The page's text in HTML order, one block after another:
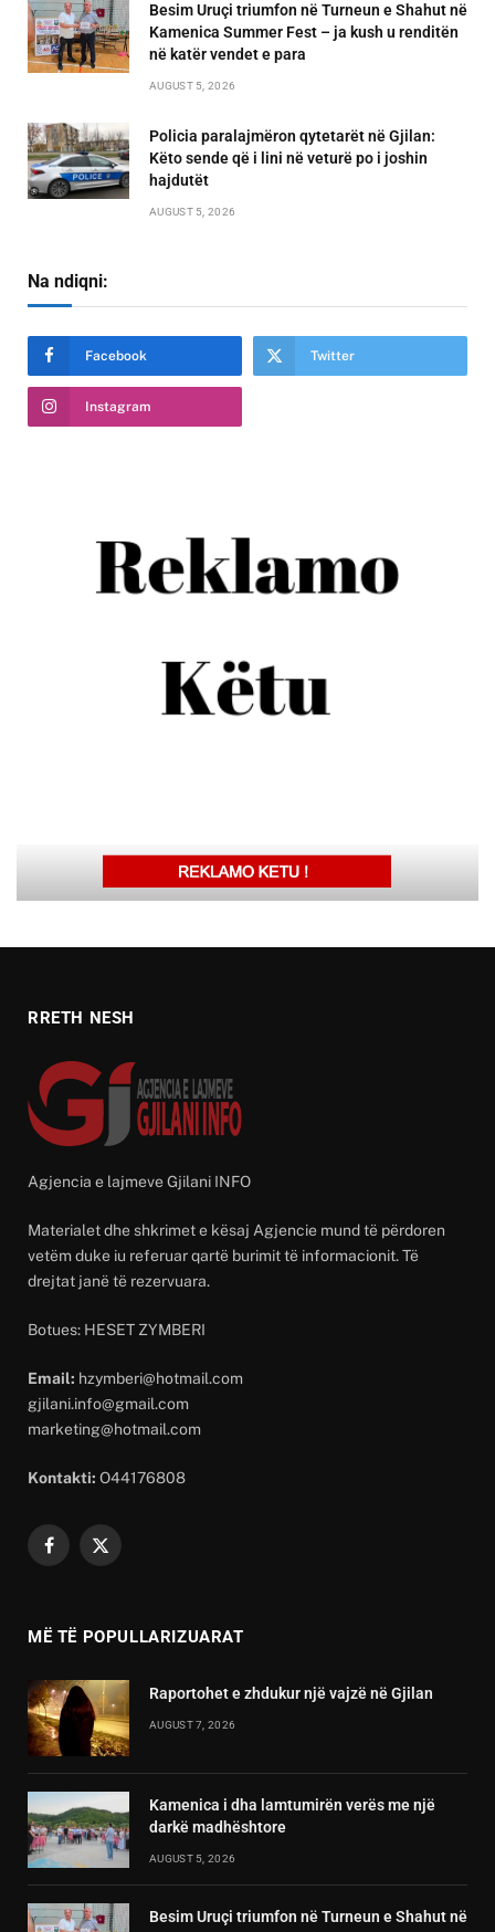
Besim Uruçi triumfon në Turneun e Shahut në
Kamenica Summer Fest – ja kush u renditën
në katër vendet e para
AUGUST 5, 2026
Policia paralajmëron qytetarët në Gjilan:
Këto sende që i lini në veturë po i joshin
hajdutët
AUGUST 5, 2026
Na ndiqni:
Facebook Twitter
Instagram
RRETH NESH
Agjencia e lajmeve Gjilani INFO
Materialet dhe shkrimet e kësaj Agjencie mund të përdoren
vetëm duke iu referuar qartë burimit të informacionit. Të
drejtat janë të rezervuara.
Botues: HESET ZYMBERI
Email: hzymberi@hotmail.com
gjilani.info@gmail.com
marketing@hotmail.com
Kontakti: O44176808
Facebook
X
MË TË POPULLARIZUARAT
Raportohet e zhdukur një vajzë në Gjilan
AUGUST 7, 2026
Kamenica i dha lamtumirën verës me një
darkë madhështore
AUGUST 5, 2026
Besim Uruçi triumfon në Turneun e Shahut në